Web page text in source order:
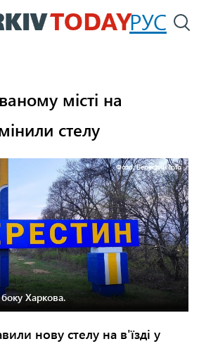
Перейти
до
РУС
місті на
стелу
Фото: Берестин Info
Харкова.
нову стелу на в'їзді у